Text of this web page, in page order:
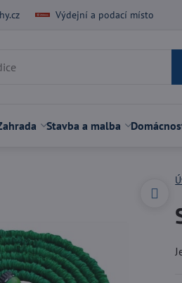
Výdejní a podací místo
Stavba a malba